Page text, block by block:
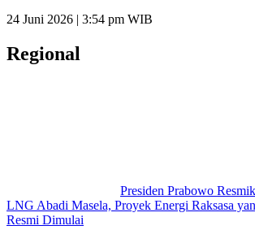
24 Juni 2026 | 3:54 pm WIB
Regional
Presiden Prabowo
LNG Abadi Masela, Proyek Energi Raksasa
Resmi Dimulai